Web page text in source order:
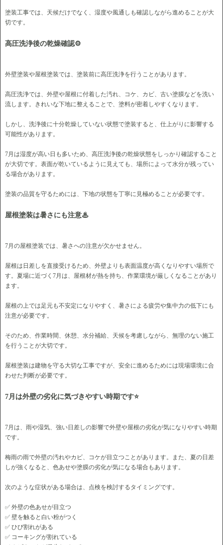
塗装工事では、天候だけでなく、湿度や風通しも確認しながら進めることが大
切です。
高圧洗浄後の乾燥確認⚙
外壁塗装や屋根塗装では、塗装前に高圧洗浄を行うことがあります。
高圧洗浄では、外壁や屋根に付着した汚れ、コケ、カビ、古い塗膜などを洗い
流します。きれいな下地に整えることで、塗料が密着しやすくなります。
しかし、洗浄後に十分乾燥していない状態で塗装すると、仕上がりに影響する
可能性があります。
7月は湿度が高い日も多いため、高圧洗浄後の乾燥状態をしっかり確認すること
が大切です。表面が乾いているように見えても、場所によって水分が残ってい
る場合があります。
塗装の品質を守るためには、下地の状態を丁寧に見極めることが必要です。
屋根塗装は暑さにも注意♨
7月の屋根塗装では、暑さへの注意が欠かせません。
屋根は日差しを直接受けるため、外壁よりも表面温度が高くなりやすい場所で
す。夏場に近づく7月は、屋根材が熱を持ち、作業環境が厳しくなることがあり
ます。
屋根の上では足元も不安定になりやすく、暑さによる疲労や集中力の低下にも
注意が必要です。
そのため、作業時間、休憩、水分補給、天候を考慮しながら、無理のない施工
を行うことが大切です。
屋根塗装は建物を守る大切な工事ですが、安全に進めるためには現場環境に合
わせた判断が必要です。
7月は外壁の劣化に気づきやすい時期です⭐
7月は、雨や湿気、強い日差しの影響で外壁や屋根の劣化が気になりやすい時期
です。
梅雨の雨で外壁の汚れやカビ、コケが目立つことがあります。また、夏の日差
しが強くなると、色あせや塗膜の劣化が気になる場合もあります。
次のような症状がある場合は、点検を検討するタイミングです。
✅ 外壁の色あせが目立つ
✅ 壁を触ると白い粉がつく
✅ ひび割れがある
✅ コーキングが割れている